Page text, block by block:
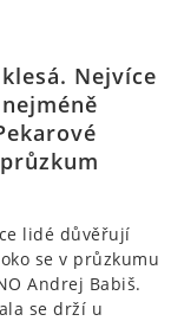
Nejvíce
lidé důvěřují
se v průzkumu
Andrej Babiš.
se drží u